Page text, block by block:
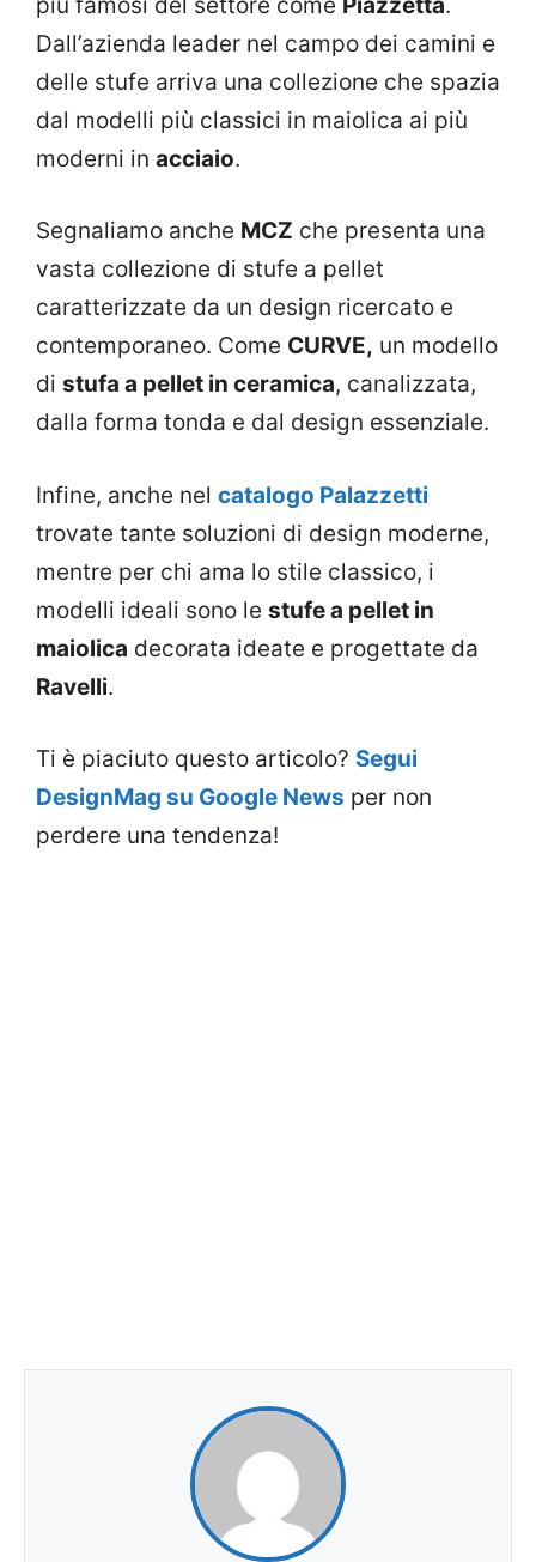
Dall’azienda leader nel campo dei camini e
delle stufe arriva una collezione che spazia
dal modelli più classici in maiolica ai più
moderni in acciaio.
Segnaliamo anche MCZ che presenta una
vasta collezione di stufe a pellet
caratterizzate da un design ricercato e
contemporaneo. Come CURVE, un modello
di stufa a pellet in ceramica, canalizzata,
dalla forma tonda e dal design essenziale.
Infine, anche nel catalogo Palazzetti
trovate tante soluzioni di design moderne,
mentre per chi ama lo stile classico, i
modelli ideali sono le stufe a pellet in
maiolica decorata ideate e progettate da
Ravelli.
Ti è piaciuto questo articolo? Segui
DesignMag su Google News per non
perdere una tendenza!